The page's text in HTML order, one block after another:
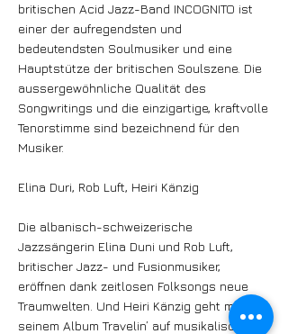
britischen Acid Jazz-Band INCOGNITO ist
einer der aufregendsten und
bedeutendsten Soulmusiker und eine
Hauptstütze der britischen Soulszene. Die
aussergewöhnliche Qualität des
Songwritings und die einzigartige, kraftvolle
Tenorstimme sind bezeichnend für den
Musiker.
Elina Duri, Rob Luft, Heiri Känzig
Die albanisch-schweizerische
Jazzsängerin Elina Duni und Rob Luft,
britischer Jazz- und Fusionmusiker,
eröffnen dank zeitlosen Folksongs neue
Traumwelten. Und Heiri Känzig geht mit
seinem Album Travelin’ auf musikalische